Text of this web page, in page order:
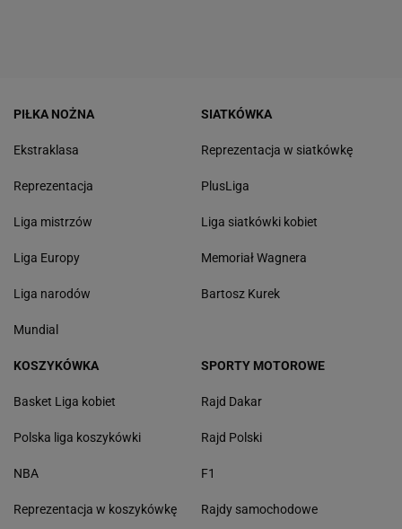
PIŁKA NOŻNA
Ekstraklasa
Reprezentacja
Liga mistrzów
Liga Europy
Liga narodów
Mundial
SIATKÓWKA
Reprezentacja w siatkówkę
PlusLiga
Liga siatkówki kobiet
Memoriał Wagnera
Bartosz Kurek
KOSZYKÓWKA
Basket Liga kobiet
Polska liga koszykówki
NBA
Reprezentacja w koszykówkę
SPORTY MOTOROWE
Rajd Dakar
Rajd Polski
F1
Rajdy samochodowe